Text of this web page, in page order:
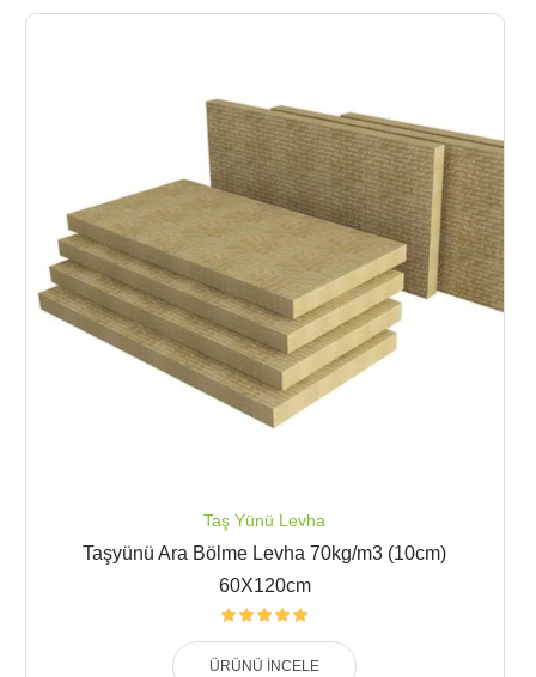
Taş Yünü Levha
Taşyünü Ara Bölme Levha 70kg/m3 (10cm)
60X120cm
ÜRÜNÜ İNCELE